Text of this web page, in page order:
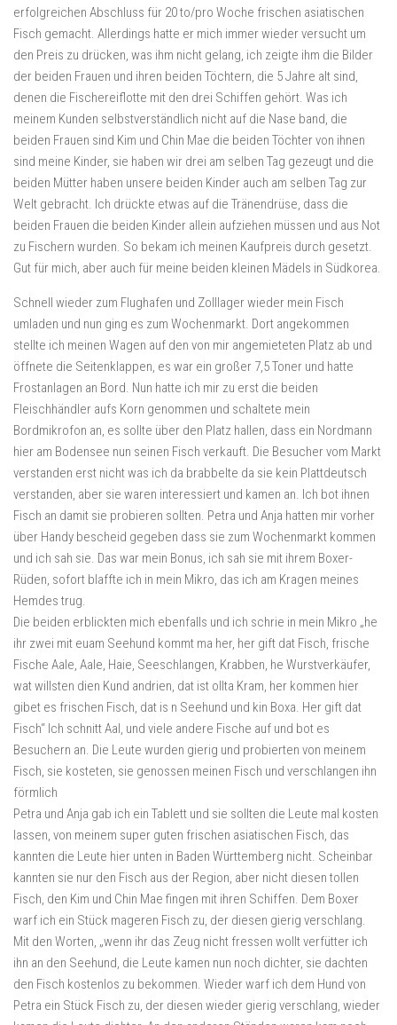
erfolgreichen Abschluss für 20 to/pro Woche frischen asiatischen
Fisch gemacht. Allerdings hatte er mich immer wieder versucht um
den Preis zu drücken, was ihm nicht gelang, ich zeigte ihm die Bilder
der beiden Frauen und ihren beiden Töchtern, die 5 Jahre alt sind,
denen die Fischereiflotte mit den drei Schiffen gehört. Was ich
meinem Kunden selbstverständlich nicht auf die Nase band, die
beiden Frauen sind Kim und Chin Mae die beiden Töchter von ihnen
sind meine Kinder, sie haben wir drei am selben Tag gezeugt und die
beiden Mütter haben unsere beiden Kinder auch am selben Tag zur
Welt gebracht. Ich drückte etwas auf die Tränendrüse, dass die
beiden Frauen die beiden Kinder allein aufziehen müssen und aus Not
zu Fischern wurden. So bekam ich meinen Kaufpreis durch gesetzt.
Gut für mich, aber auch für meine beiden kleinen Mädels in Südkorea.
Schnell wieder zum Flughafen und Zolllager wieder mein Fisch
umladen und nun ging es zum Wochenmarkt. Dort angekommen
stellte ich meinen Wagen auf den von mir angemieteten Platz ab und
öffnete die Seitenklappen, es war ein großer 7,5 Toner und hatte
Frostanlagen an Bord. Nun hatte ich mir zu erst die beiden
Fleischhändler aufs Korn genommen und schaltete mein
Bordmikrofon an, es sollte über den Platz hallen, dass ein Nordmann
hier am Bodensee nun seinen Fisch verkauft. Die Besucher vom Markt
verstanden erst nicht was ich da brabbelte da sie kein Plattdeutsch
verstanden, aber sie waren interessiert und kamen an. Ich bot ihnen
Fisch an damit sie probieren sollten. Petra und Anja hatten mir vorher
über Handy bescheid gegeben dass sie zum Wochenmarkt kommen
und ich sah sie. Das war mein Bonus, ich sah sie mit ihrem Boxer-
Rüden, sofort blaffte ich in mein Mikro, das ich am Kragen meines
Hemdes trug.
Die beiden erblickten mich ebenfalls und ich schrie in mein Mikro „he
ihr zwei mit euam Seehund kommt ma her, her gift dat Fisch, frische
Fische Aale, Aale, Haie, Seeschlangen, Krabben, he Wurstverkäufer,
wat willsten dien Kund andrien, dat ist ollta Kram, her kommen hier
gibet es frischen Fisch, dat is n Seehund und kin Boxa. Her gift dat
Fisch“ Ich schnitt Aal, und viele andere Fische auf und bot es
Besuchern an. Die Leute wurden gierig und probierten von meinem
Fisch, sie kosteten, sie genossen meinen Fisch und verschlangen ihn
förmlich
Petra und Anja gab ich ein Tablett und sie sollten die Leute mal kosten
lassen, von meinem super guten frischen asiatischen Fisch, das
kannten die Leute hier unten in Baden Württemberg nicht. Scheinbar
kannten sie nur den Fisch aus der Region, aber nicht diesen tollen
Fisch, den Kim und Chin Mae fingen mit ihren Schiffen. Dem Boxer
warf ich ein Stück mageren Fisch zu, der diesen gierig verschlang.
Mit den Worten, „wenn ihr das Zeug nicht fressen wollt verfütter ich
ihn an den Seehund, die Leute kamen nun noch dichter, sie dachten
den Fisch kostenlos zu bekommen. Wieder warf ich dem Hund von
Petra ein Stück Fisch zu, der diesen wieder gierig verschlang, wieder